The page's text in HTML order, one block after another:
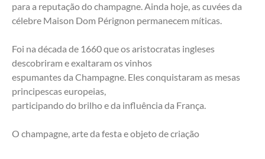
para a reputação do champagne. Ainda hoje, as cuvées da
célebre Maison Dom Pérignon permanecem míticas.
Foi na década de 1660 que os aristocratas ingleses
descobriram e exaltaram os vinhos
espumantes da Champagne. Eles conquistaram as mesas
principescas europeias,
participando do brilho e da influência da França.
O champagne, arte da festa e objeto de criação